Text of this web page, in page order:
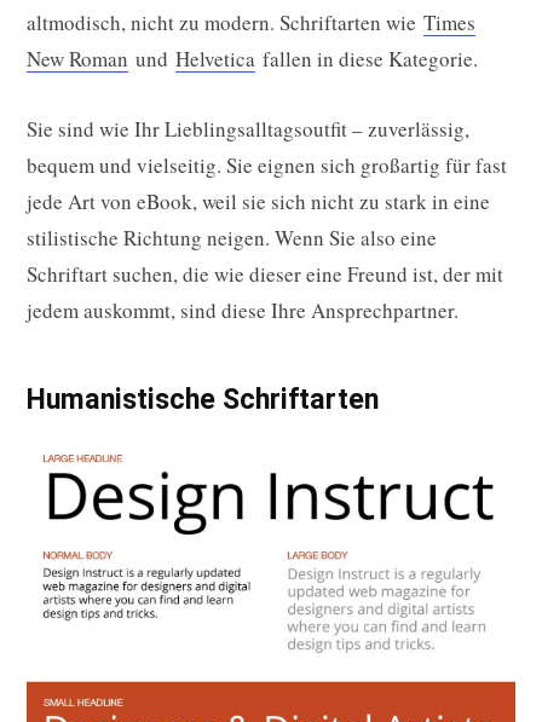
altmodisch, nicht zu modern. Schriftarten wie Times
New Roman und Helvetica fallen in diese Kategorie.
Sie sind wie Ihr Lieblingsalltagsoutfit – zuverlässig,
bequem und vielseitig. Sie eignen sich großartig für fast
jede Art von eBook, weil sie sich nicht zu stark in eine
stilistische Richtung neigen. Wenn Sie also eine
Schriftart suchen, die wie dieser eine Freund ist, der mit
jedem auskommt, sind diese Ihre Ansprechpartner.
Humanistische Schriftarten